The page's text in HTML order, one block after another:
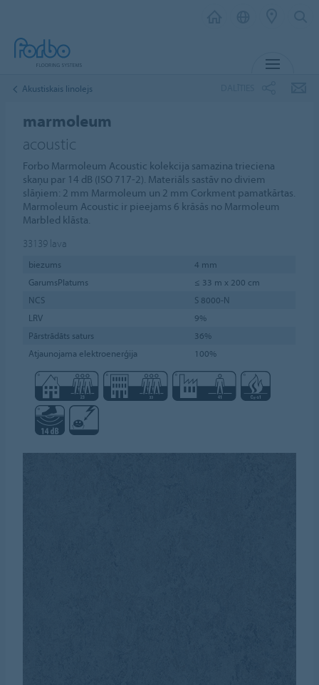
Akustiskais linolejs
marmoleum
acoustic
Forbo Marmoleum Acoustic kolekcija samazina trieciena
skaņu par 14 dB (ISO 717-2). Materiāls sastāv no diviem
slāņiem: 2 mm Marmoleum un 2 mm Corkment pamatkārtas.
Marmoleum Acoustic ir pieejams 6 krāsās no Marmoleum
Marbled klāsta.
33139 lava
biezums
4 mm
GarumsPlatums
≤ 33 m x 200 cm
NCS
S 8000-N
LRV
9%
Pārstrādāts saturs
36%
Atjaunojama elektroenerģija
100%